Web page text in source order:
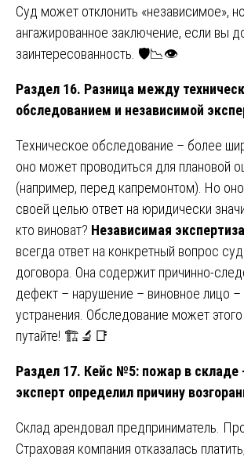
Суд может отклонить «независимое», но
ангажированное заключение, если вы
заинтересованность. 🛡️📉👁️
Раздел 16. Разница между
обследованием и независимой
Техническое обследование – более
оно может проводиться для плановой
(например, перед капремонтом). Но оно
своей целью ответ на юридически
кто виноват? Независимая
всегда ответ на конкретный вопрос
договора. Она содержит причинно-
дефект – нарушение – виновное лицо –
устранения. Обследование может
путайте! 🏗️🔬📑
Раздел 17. Кейс №5: пожар в складе
эксперт определил причину
Склад арендовал предприниматель.
Страховая компания отказалась